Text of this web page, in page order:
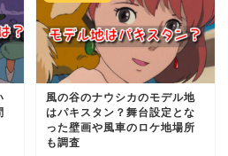
風の谷のナウシカのモデル地
はパキスタン？舞台設定とな
った壁画や風車のロケ地場所
も調査